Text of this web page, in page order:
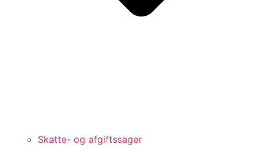
Skatte- og afgiftssager